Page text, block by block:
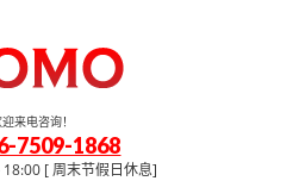
来电咨询！
7509-1868
[ 周末节假日休息]